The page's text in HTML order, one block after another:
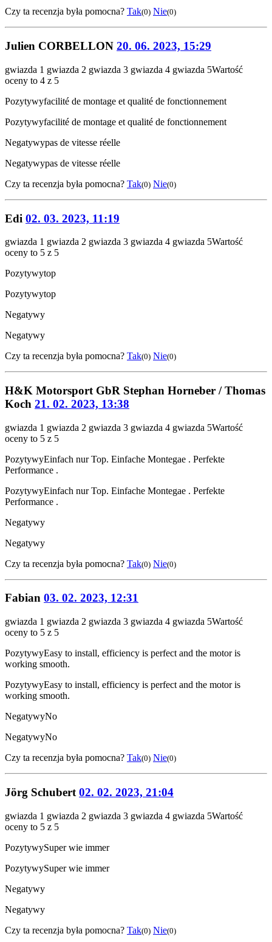
Czy ta recenzja była pomocna? Tak(0) Nie(0)
Julien CORBELLON 20. 06. 2023, 15:29
gwiazda 1 gwiazda 2 gwiazda 3 gwiazda 4 gwiazda 5Wartość
oceny to 4 z 5
Pozytywyfacilité de montage et qualité de fonctionnement
Pozytywyfacilité de montage et qualité de fonctionnement
Negatywypas de vitesse réelle
Negatywypas de vitesse réelle
Czy ta recenzja była pomocna? Tak(0) Nie(0)
Edi 02. 03. 2023, 11:19
gwiazda 1 gwiazda 2 gwiazda 3 gwiazda 4 gwiazda 5Wartość
oceny to 5 z 5
Pozytywytop
Pozytywytop
Negatywy
Negatywy
Czy ta recenzja była pomocna? Tak(0) Nie(0)
H&K Motorsport GbR Stephan Horneber / Thomas
Koch 21. 02. 2023, 13:38
gwiazda 1 gwiazda 2 gwiazda 3 gwiazda 4 gwiazda 5Wartość
oceny to 5 z 5
PozytywyEinfach nur Top. Einfache Montegae . Perfekte
Performance .
PozytywyEinfach nur Top. Einfache Montegae . Perfekte
Performance .
Negatywy
Negatywy
Czy ta recenzja była pomocna? Tak(0) Nie(0)
Fabian 03. 02. 2023, 12:31
gwiazda 1 gwiazda 2 gwiazda 3 gwiazda 4 gwiazda 5Wartość
oceny to 5 z 5
PozytywyEasy to install, efficiency is perfect and the motor is
working smooth.
PozytywyEasy to install, efficiency is perfect and the motor is
working smooth.
NegatywyNo
NegatywyNo
Czy ta recenzja była pomocna? Tak(0) Nie(0)
Jörg Schubert 02. 02. 2023, 21:04
gwiazda 1 gwiazda 2 gwiazda 3 gwiazda 4 gwiazda 5Wartość
oceny to 5 z 5
PozytywySuper wie immer
PozytywySuper wie immer
Negatywy
Negatywy
Czy ta recenzja była pomocna? Tak(0) Nie(0)